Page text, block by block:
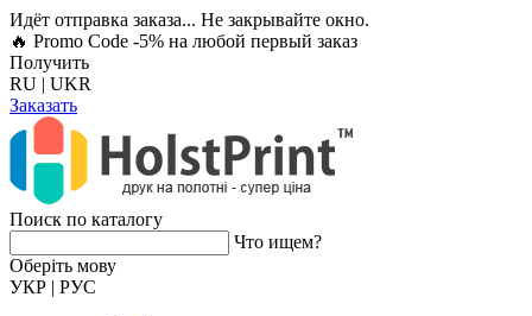
Идёт отправка заказа... Не закрывайте окно.
🔥 Promo Code -5% на любой первый заказ
Получить
RU | UKR
Заказать
Поиск по каталогу
Что ищем?
Оберiть мову
УКР | РУС